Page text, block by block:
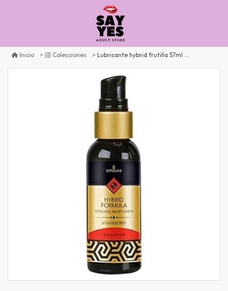
Inicio Colecciones Lubricante hybrid frutilla 57ml sensuva